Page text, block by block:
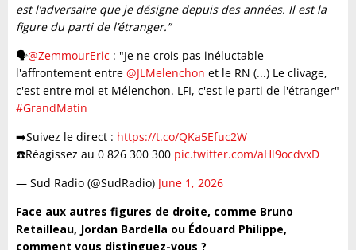
est l’adversaire que je désigne depuis des années. Il est la
figure du parti de l’étranger.”
🗣️@ZemmourEric : "Je ne crois pas inéluctable
l'affrontement entre @JLMelenchon et le RN (...) Le clivage,
c'est entre moi et Mélenchon. LFI, c'est le parti de l'étranger"
#GrandMatin
➡️Suivez le direct : https://t.co/QKa5Efuc2W
☎️Réagissez au 0 826 300 300 pic.twitter.com/aHl9ocdvxD
— Sud Radio (@SudRadio) June 1, 2026
Face aux autres figures de droite, comme Bruno
Retailleau, Jordan Bardella ou Édouard Philippe,
comment vous distinguez-vous ?